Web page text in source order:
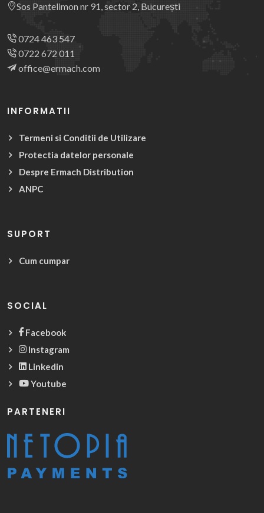
Sos Pantelimon nr 91, sector 2, București
0724 463 547
0722 672 011
office@ermach.com
INFORMATII
Termeni si Conditii de Utilizare
Protectia datelor personale
Despre Ermach Distribution
ANPC
SUPORT
Cum cumpar
SOCIAL
Facebook
Instagram
Linkedin
Youtube
PARTENERI